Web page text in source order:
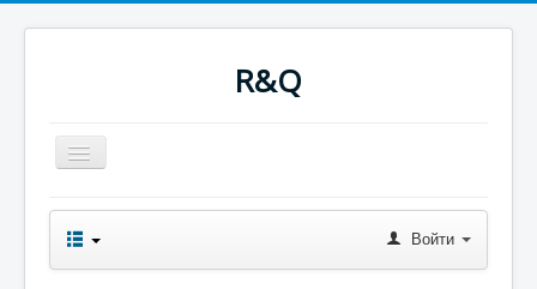
R&Q
Включить/
выключить
Последнее
Войти